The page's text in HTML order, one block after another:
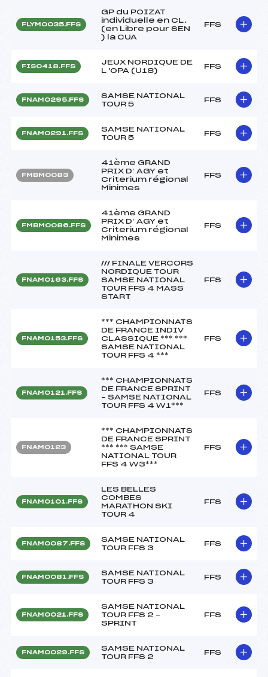
FLYM0035.FFS
GP du POIZAT
individuelle en CL.
(en Libre pour SEN
) la CUA
FFS
FIS0418.FFS
JEUX NORDIQUE DE
L 'OPA (U18)
FFS
FNAM0295.FFS
SAMSE NATIONAL
TOUR 5
FFS
FNAM0291.FFS
SAMSE NATIONAL
TOUR 5
FFS
FMBM0083
41ème GRAND
PRIX D’ AGY et
Criterium régional
Minimes
FFS
FMBM0086.FFS
41ème GRAND
PRIX D’ AGY et
Criterium régional
Minimes
FFS
FNAM0163.FFS
/// FINALE VERCORS
NORDIQUE TOUR
SAMSE NATIONAL
TOUR FFS 4 MASS
START
FFS
FNAM0153.FFS
*** CHAMPIONNATS
DE FRANCE INDIV
CLASSIQUE *** ***
SAMSE NATIONAL
TOUR FFS 4 ***
FFS
FNAM0121.FFS
*** CHAMPIONNATS
DE FRANCE SPRINT
– SAMSE NATIONAL
TOUR FFS 4 W1***
FFS
FNAM0123
*** CHAMPIONNATS
DE FRANCE SPRINT
*** *** SAMSE
NATIONAL TOUR
FFS 4 W3***
FFS
FNAM0101.FFS
LES BELLES
COMBES
MARATHON SKI
TOUR 4
FFS
FNAM0087.FFS
SAMSE NATIONAL
TOUR FFS 3
FFS
FNAM0081.FFS
SAMSE NATIONAL
TOUR FFS 3
FFS
FNAM0021.FFS
SAMSE NATIONAL
TOUR FFS 2 –
SPRINT
FFS
FNAM0029.FFS
SAMSE NATIONAL
TOUR FFS 2
FFS